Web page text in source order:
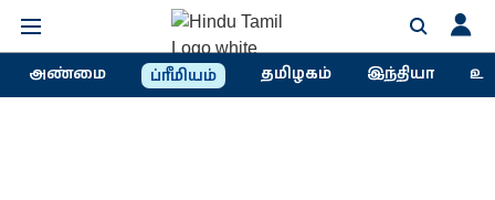
அண்மை ப்ரீமியம் தமிழகம் இந்தியா